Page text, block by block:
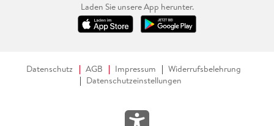
Laden Sie unsere App herunter.
Datenschutz AGB Impressum
Widerrufsbelehrung
Datenschutzeinstellungen